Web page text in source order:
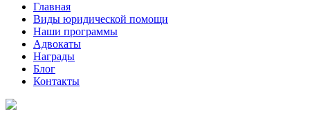
Главная
Виды юридической помощи
Наши программы
Адвокаты
Награды
Блог
Контакты